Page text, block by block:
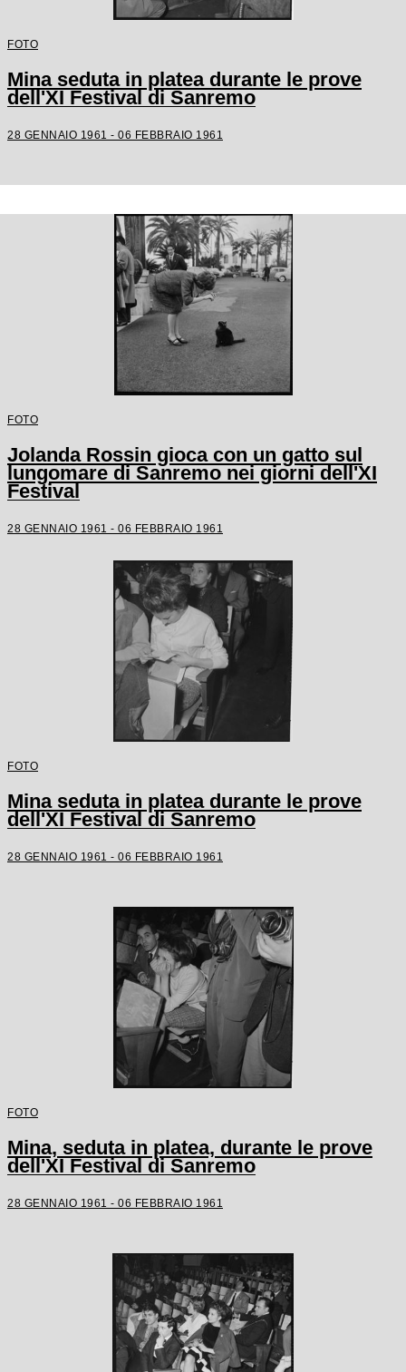
FOTO
Mina seduta in platea durante le prove
dell'XI Festival di Sanremo
28 GENNAIO 1961 - 06 FEBBRAIO 1961
FOTO
Jolanda Rossin gioca con un gatto sul
lungomare di Sanremo nei giorni dell'XI
Festival
28 GENNAIO 1961 - 06 FEBBRAIO 1961
FOTO
Mina seduta in platea durante le prove
dell'XI Festival di Sanremo
28 GENNAIO 1961 - 06 FEBBRAIO 1961
FOTO
Mina, seduta in platea, durante le prove
dell'XI Festival di Sanremo
28 GENNAIO 1961 - 06 FEBBRAIO 1961